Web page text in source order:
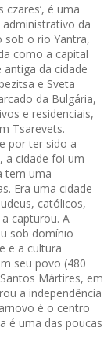
é uma
da
sob o rio Yantra,
como a capital
da cidade
e Sveta
da Bulgária,
e residenciais,
Tsarevets.
por ter sido a
a cidade foi um
tem uma
Era uma cidade
católicos,
capturou. A
sob domínio
e a cultura
seu povo (480
Mártires, em
a independência
é o centro
é uma das poucas